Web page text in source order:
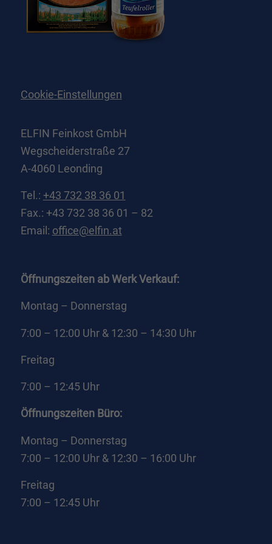
Cookie-Einstellungen
ELFIN Feinkost GmbH
Wegscheiderstraße 27
A-4060 Leonding
Tel.: +43 732 38 36 01
Fax.: +43 732 38 36 01 – 82
Email: office@elfin.at
Öffnungszeiten ab Werk Verkauf:
Montag – Donnerstag
7:00 – 12:00 Uhr & 12:30 – 14:30 Uhr
Freitag
7:00 – 12:45 Uhr
Öffnungszeiten Büro:
Montag – Donnerstag
7:00 – 12:00 Uhr & 12:30 – 16:00 Uhr
Freitag
7:00 – 12:45 Uhr